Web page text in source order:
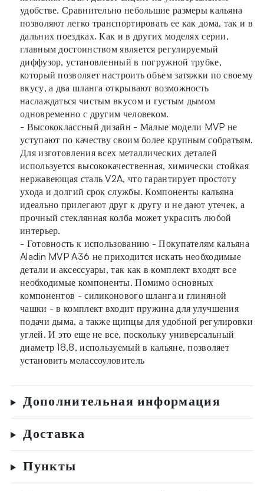
удобстве. Сравнительно небольшие размеры кальяна
позволяют легко транспортировать ее как дома, так и в
дальних поездках. Как и в других моделях серии,
главным достоинством является регулируемый
диффузор, установленный в погружной трубке,
который позволяет настроить объем затяжки по своему
вкусу, а два шланга открывают возможность
наслаждаться чистым вкусом и густым дымом
одновременно с другим человеком.
- Высококлассный дизайн - Малые модели MVP не
уступают по качеству своим более крупным собратьям.
Для изготовления всех металлических деталей
используется высококачественная, химически стойкая
нержавеющая сталь V2A, что гарантирует простоту
ухода и долгий срок службы. Компоненты кальяна
идеально прилегают друг к другу и не дают утечек, а
прочный стеклянная колба может украсить любой
интерьер.
- Готовность к использованию - Покупателям кальяна
Aladin MVP A36 не приходится искать необходимые
детали и аксессуары, так как в комплект входят все
необходимые компоненты. Помимо основных
компонентов - силиконового шланга и глиняной
чашки - в комплект входит пружина для улучшения
подачи дыма, а также щипцы для удобной регулировки
углей. И это еще не все, поскольку универсальный
диаметр 18,8, используемый в кальяне, позволяет
установить мелассоуловитель
Дополнительная информация
Доставка
Пункты